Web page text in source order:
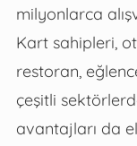
milyonlarca
Kart sahipleri,
restoran,
çeşitli
avantajları da